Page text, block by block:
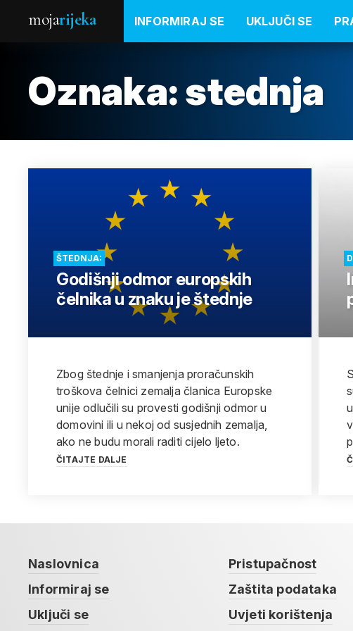
mojarijeka INFORMIRAJ SE UKLJUČI SE
Oznaka:stednja
ŠTEDNJA:
Godišnji odmor europskih
čelnika u znaku je štednje
Zbog štednje i smanjenja proračunskih
troškova čelnici zemalja članica Europske
unije odlučili su provesti godišnji odmor u
domovini ili u nekoj od susjednih zemalja,
ako ne budu morali raditi cijelo ljeto.
ČITAJTE DALJE
Naslovnica
Informiraj se
Uključi se
Pristupačnost
Zaštita podataka
Uvjeti korištenja